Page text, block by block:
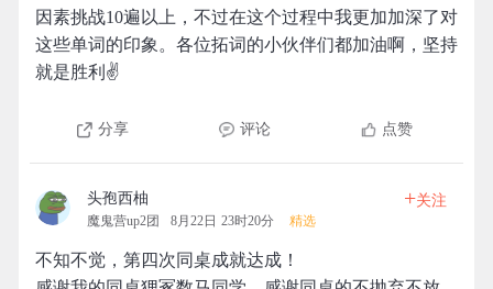
因素挑战10遍以上，不过在这个过程中我更加加深了对
这些单词的印象。各位拓词的小伙伴们都加油啊，坚持
就是胜利✌️
分享 评论 点赞
头孢西柚
魔鬼营up2团 8月22日 23时20分 精选
+关注
不知不觉，第四次同桌成就达成！